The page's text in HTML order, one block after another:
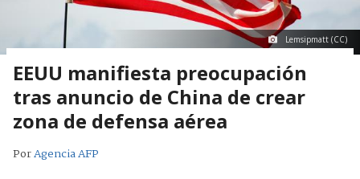
Lemsipmatt (CC)
EEUU manifiesta preocupación
tras anuncio de China de crear
zona de defensa aérea
PorAgencia AFP